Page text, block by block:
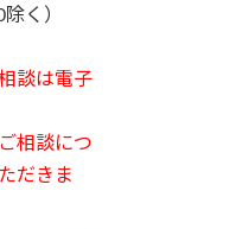
く）
談は電子
相談につ
だきま